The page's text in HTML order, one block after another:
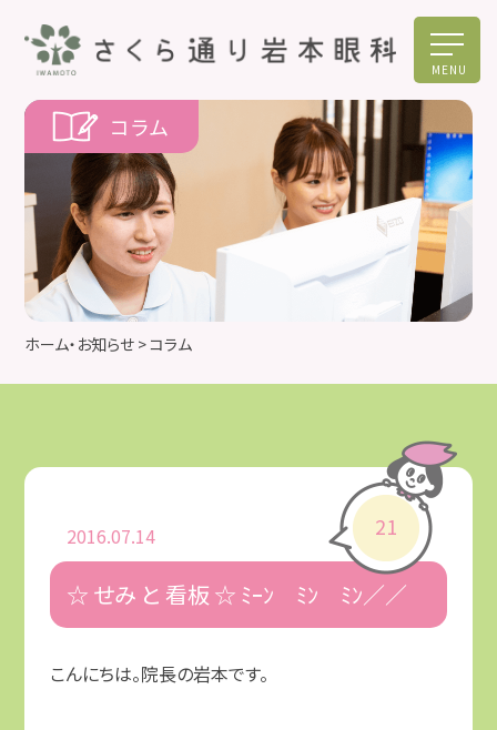
MENU
コラム
ホーム・お知らせ > コラム
2016.07.14 21
☆ せみ と 看板 ☆ ﾐｰﾝ ﾐﾝ ﾐﾝ／／
こんにちは。院長の岩本です。